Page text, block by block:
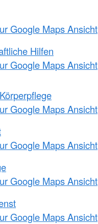
Google Maps Ansicht
Hilfen
Google Maps Ansicht
Google Maps Ansicht
Google Maps Ansicht
Google Maps Ansicht
Google Maps Ansicht